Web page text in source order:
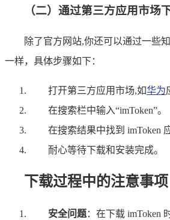
（二）通过第三方应用市场
除了官方网站,你还可以通过一些
一样，具体步骤如下：
打开第三方应用市场,如华为
在搜索栏中输入“imToken”。
在搜索结果中找到 imToken
耐心等待下载和安装完成。
下载过程中的注意事项
安全问题：在下载 imToken